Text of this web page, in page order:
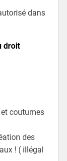
dans
droit
coutumes
des
! ( illégal